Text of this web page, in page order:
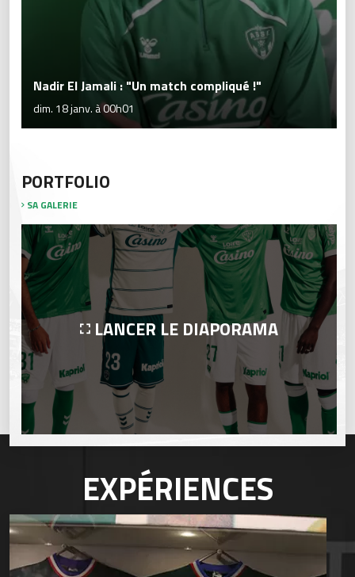
Nadir El Jamali : "Un match compliqué !"
dim. 18 janv. à 00h01
PORTFOLIO
SA GALERIE
LANCER LE DIAPORAMA
EXPÉRIENCES